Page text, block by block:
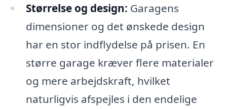
Størrelse og design: Garagens
dimensioner og det ønskede design
har en stor indflydelse på prisen. En
større garage kræver flere materialer
og mere arbejdskraft, hvilket
naturligvis afspejles i den endelige